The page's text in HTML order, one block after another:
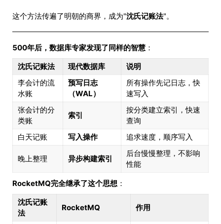
这个方法传遍了明朝的商界，成为"沈氏记账法"。
500年后，数据库专家发现了同样的智慧 ：
沈氏记账法
现代数据库
说明
李会计的流
水账
预写日志
（WAL）
所有操作先记日志，快
速写入
张会计的分
类账
索引
按分类建立索引，快速
查询
白天记账
写入操作 追求速度，顺序写入
晚上整理 异步构建索引
后台慢慢整理，不影响
性能
RocketMQ完全继承了这个思想 ：
沈氏记账
法
RocketMQ 作用